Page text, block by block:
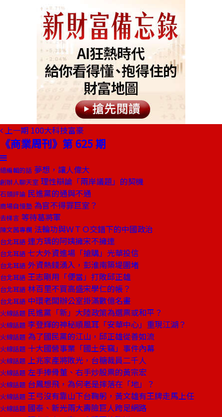
上一期 100大科技富豪
《商業周刊》第 625 期
總編輯的話 夢想，讓人偉大
創辦人聊天室 理性辯論「兩岸議題」的契機
石頭評論 民進黨的通與不通
商場自慢塾 為官不得罪巨室？
去梯言 等待葛將軍
陳文茜專欄 法輪功與ＷＴＯ交錯下的中國政治
台北耳語 連方瑀的阿姨擁宋不擁連
台北耳語 七大外資進場「搶購」光華投信
台北耳語 外資熱錢湧入，彭淮南築堤圍堵
台北耳語 王志剛用「便當」打敗邱正雄
台北耳語 林百里不買高盛宋學仁的帳？
台北耳語 中環老闆辦公室掛滿數億名畫
火線話題 民進黨「新」大陸政策為選票或和平？
火線話題 李登輝的神秘順風耳「安華中心」重現江湖？
火線話題 為了國民黨的江山，邱正雄從善如流
火線話題 十大國營事業「國土失竊」事件內幕
火線話題 上兆家產將敗光，台糖裁員二千人
火線話題 左手捧骨董、右手炒股票的黃宗宏
火線話題 台鳳想飛，為何老是摔落在「地」？
火線話題 王弓沒有靠山下台鞠躬，黃文雄有王牌走馬上任
火線話題 國泰、新光兩大壽險巨人跨足網路